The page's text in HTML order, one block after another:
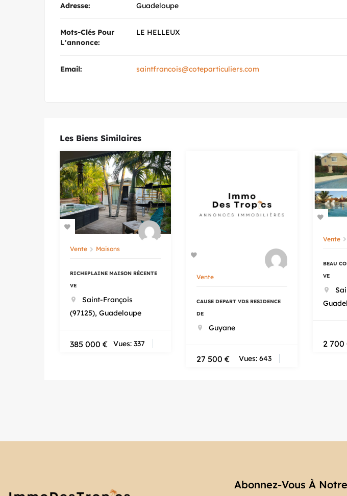
Adresse: Guadeloupe
Mots-Clés Pour
L'annonce:
LE HELLEUX
Email: saintfrancois@coteparticuliers.com
Les Biens Similaires
Vente Maisons
RICHEPLAINE MAISON RÉCENTE
VE
Saint-François
(97125), Guadeloupe
Vues: 337
385 000 €
Vente
CAUSE DEPART VDS RESIDENCE
DE
Guyane
Vues: 643
27 500 €
Vente
BEAU
VE
2 700
Abonnez-Vous À